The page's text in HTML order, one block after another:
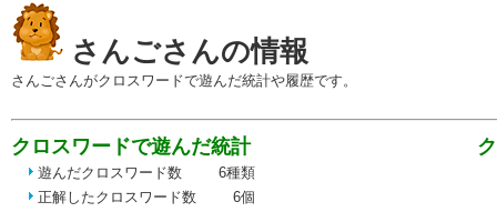
さんごさんの情報
さんごさんがクロスワードで遊んだ統計や履歴です。
クロスワードで遊んだ統計
遊んだクロスワード数
6種類
正解したクロスワード数
6個